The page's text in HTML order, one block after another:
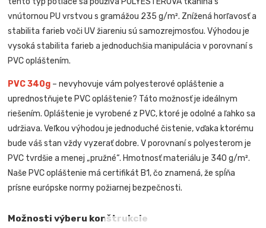
vnútornou PU vrstvou s gramážou 235 g/m². Znížená horľavosť a
stabilita farieb voči UV žiareniu sú samozrejmosťou. Výhodou je
vysoká stabilita farieb a jednoduchšia manipulácia v porovnaní s
PVC opláštením.
PVC 340g – nevyhovuje vám polyesterové opláštenie a
uprednostňujete PVC opláštenie? Táto možnosť je ideálnym
riešením. Opláštenie je vyrobené z PVC, ktoré je odolné a ľahko sa
udržiava. Veľkou výhodou je jednoduché čistenie, vďaka ktorému
bude váš stan vždy vyzerať dobre. V porovnaní s polyesterom je
PVC tvrdšie a menej „pružné“. Hmotnosť materiálu je 340 g/m².
Naše PVC opláštenie má certifikát B1, čo znamená, že spĺňa
prísne európske normy požiarnej bezpečnosti.
Možnosti výberu konštrukcie